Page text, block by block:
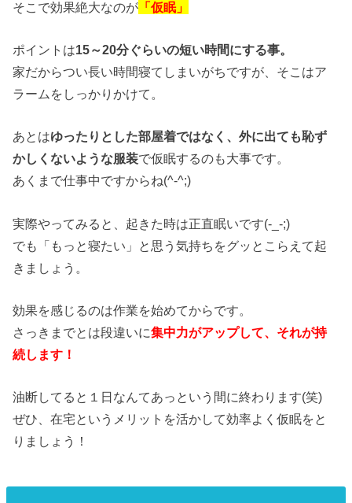
そこで効果絶大なのが 「仮眠」
ポイントは15～20分ぐらいの短い時間にする事。
家だからつい長い時間寝てしまいがちですが、そこはア
ラームをしっかりかけて。
あとはゆったりとした部屋着ではなく、外に出ても恥ず
かしくないような服装で仮眠するのも大事です。
あくまで仕事中ですからね(^-^;)
実際やってみると、起きた時は正直眠いです(-_-;)
でも「もっと寝たい」と思う気持ちをグッとこらえて起
きましょう。
効果を感じるのは作業を始めてからです。
さっきまでとは段違いに集中力がアップして、それが持
続します！
油断してると１日なんてあっという間に終わります(笑)
ぜひ、在宅というメリットを活かして効率よく仮眠をと
りましょう！